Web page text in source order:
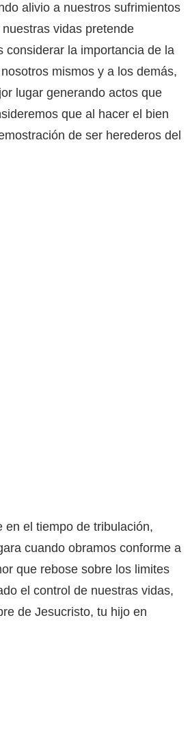
alivio a nuestros sufrimientos
vidas pretende
la importancia de la
mismos y a los demás,
lugar generando actos que
que al hacer el bien
de ser herederos del
en el tiempo de tribulación,
cuando obramos conforme a
que rebose sobre los limites
el control de nuestras vidas,
de Jesucristo, tu hijo en